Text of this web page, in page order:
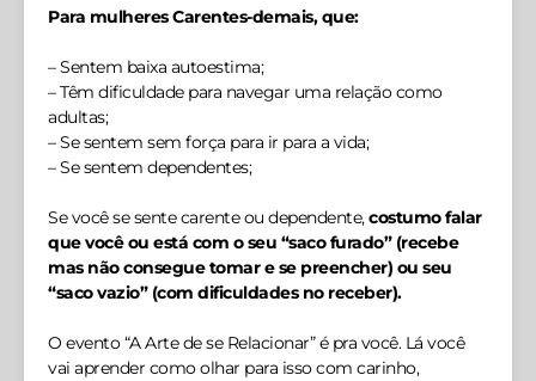
Para mulheres Carentes-demais, que:
– Sentem baixa autoestima;
– Têm dificuldade para navegar uma relação como
adultas;
– Se sentem sem força para ir para a vida;
– Se sentem dependentes;
Se você se sente carente ou dependente,costumo falar
que você ou está com o seu “saco furado” (recebe
mas não consegue tomar e se preencher) ou seu
“saco vazio” (com dificuldades no receber).
O evento “A Arte de se Relacionar” é pra você. Lá você
vai aprender como olhar para isso com carinho,